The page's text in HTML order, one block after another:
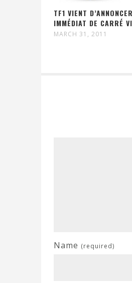
TF1 VIENT
IMMÉDIAT DE CARRÉ
MARCH 31, 2011
Name (required)